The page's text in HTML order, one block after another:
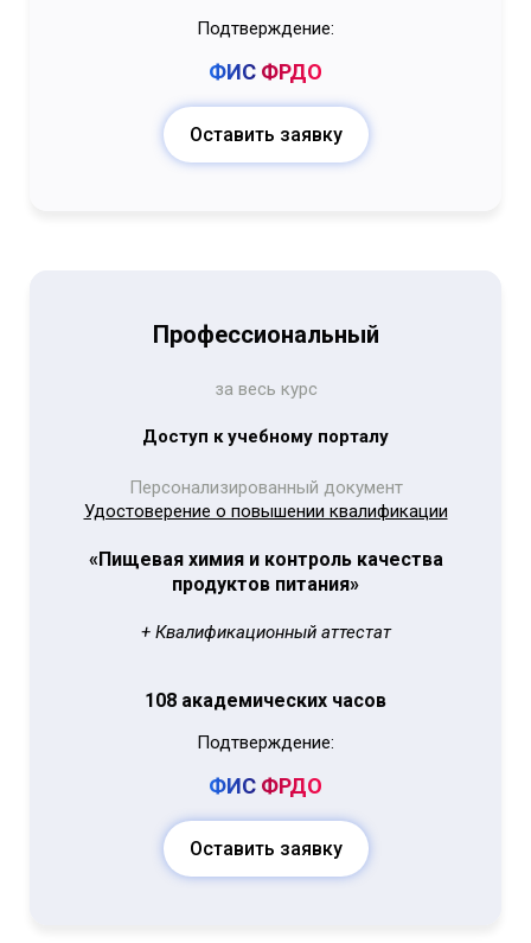
Подтверждение:
ФИС ФРДО
Оставить заявку
Профессиональный
за весь курс
Доступ к учебному порталу
Персонализированный документ
Удостоверение о повышении квалификации
«Пищевая химия и контроль качества
продуктов питания»
+ Квалификационный аттестат
108 академических часов
Подтверждение:
ФИС ФРДО
Оставить заявку